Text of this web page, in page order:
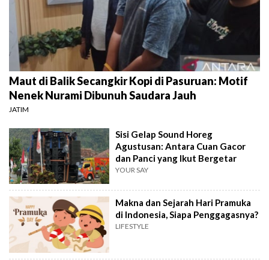
Maut di Balik Secangkir Kopi di Pasuruan: Motif
Nenek Nurami Dibunuh Saudara Jauh
JATIM
Sisi Gelap Sound Horeg
Agustusan: Antara Cuan Gacor
dan Panci yang Ikut Bergetar
YOUR SAY
Makna dan Sejarah Hari Pramuka
di Indonesia, Siapa Penggagasnya?
LIFESTYLE